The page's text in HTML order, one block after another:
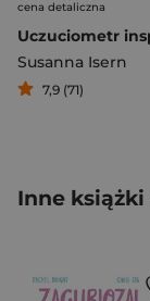
cena detaliczna
Susanna Isern
7,9 (71)
Inne książki